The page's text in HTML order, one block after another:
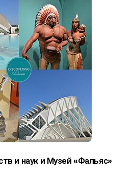
и наук и Музей «Фальяс»